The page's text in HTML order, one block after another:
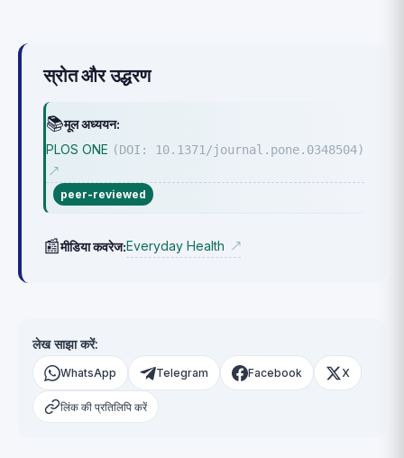
स्रोत और उद्धरण
📚मूल अध्ययन:
PLOS ONE (DOI: 10.1371/journal.pone.0348504)
↗
peer-reviewed
📰मीडिया कवरेज:Everyday Health ↗
लेख साझा करें:
WhatsApp Telegram Facebook X
लिंक की प्रतिलिपि करें